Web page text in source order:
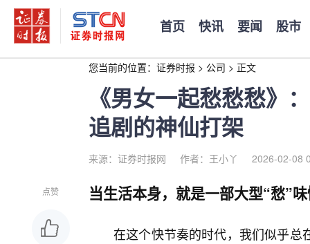
首页 快讯 要闻 股市
您当前的位置： 证券时报 > 公司 > 正文
《男女一起愁愁愁》
追剧的神仙打架
来源：证券时报网 作者：王小丫 2026-02-08
点赞 当生活本身，就是一部大型“愁”
在这个快节奏的时代，我们似乎总